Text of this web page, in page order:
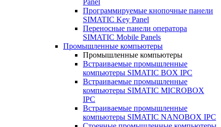
Panel
Программируемые кнопочные панели
SIMATIC Key Panel
Переносные панели оператора
SIMATIC Mobile Panels
Промышленные компьютеры
Промышленные компьютеры
Встраиваемые промышленные
компьютеры SIMATIC BOX IPC
Встраиваемые промышленные
компьютеры SIMATIC MICROBOX
IPC
Встраиваемые промышленные
компьютеры SIMATIC NANOBOX IPC